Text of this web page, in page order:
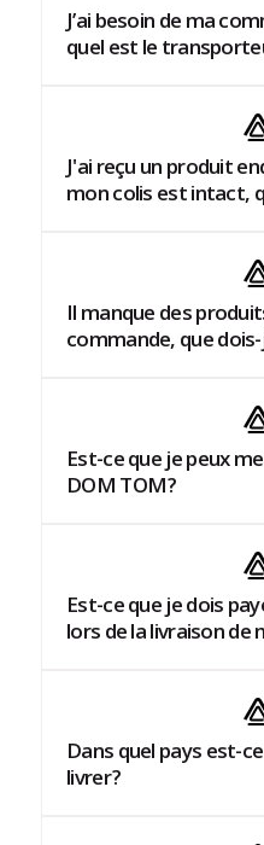
J’ai besoin de ma
quel est le
J'ai reçu un produit
mon colis est intact,
Il manque des
commande, que
Est-ce que je peux
DOM TOM ?
Est-ce que je dois
lors de la livraison de
Dans quel pays est-
livrer ?